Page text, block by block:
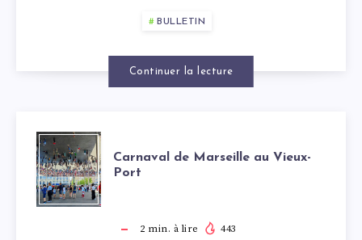
ENFANTS
VIEUX-
PORT,
ÉLÉGANCE
À
BULLETIN
Continuer la lecture
CARNAVAL
DE
Carnaval de Marseille au Vieux-
Port
2 min. à lire 443